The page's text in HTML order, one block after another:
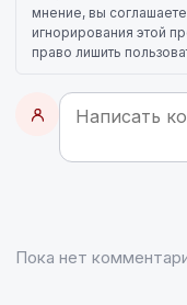
мнение, вы
игнорирования этой
право лишить
Пока нет